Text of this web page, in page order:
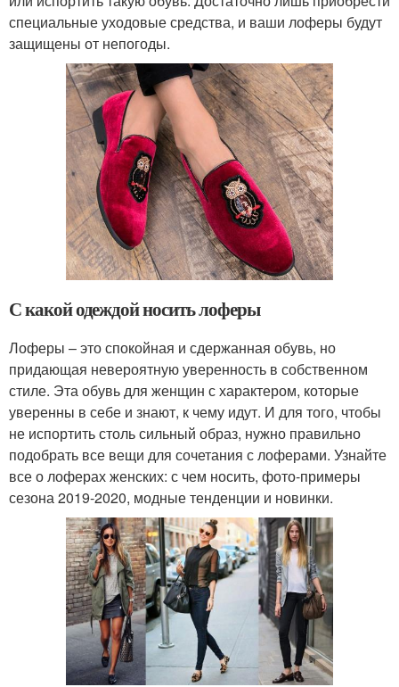
специальные уходовые средства, и ваши лоферы будут
защищены от непогоды.
С какой одеждой носить лоферы
Лоферы – это спокойная и сдержанная обувь, но
придающая невероятную уверенность в собственном
стиле. Эта обувь для женщин с характером, которые
уверенны в себе и знают, к чему идут. И для того, чтобы
не испортить столь сильный образ, нужно правильно
подобрать все вещи для сочетания с лоферами. Узнайте
все о лоферах женских: с чем носить, фото-примеры
сезона 2019-2020, модные тенденции и новинки.